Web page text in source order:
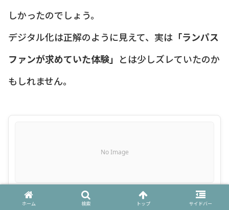
しかったのでしょう。
デジタル化は正解のように見えて、実は 「ランパス
ファンが求めていた体験」 とは少しズレていたのか
もしれません。
No Image
ランチパスポート
ホーム 検索 トップ サイドバー